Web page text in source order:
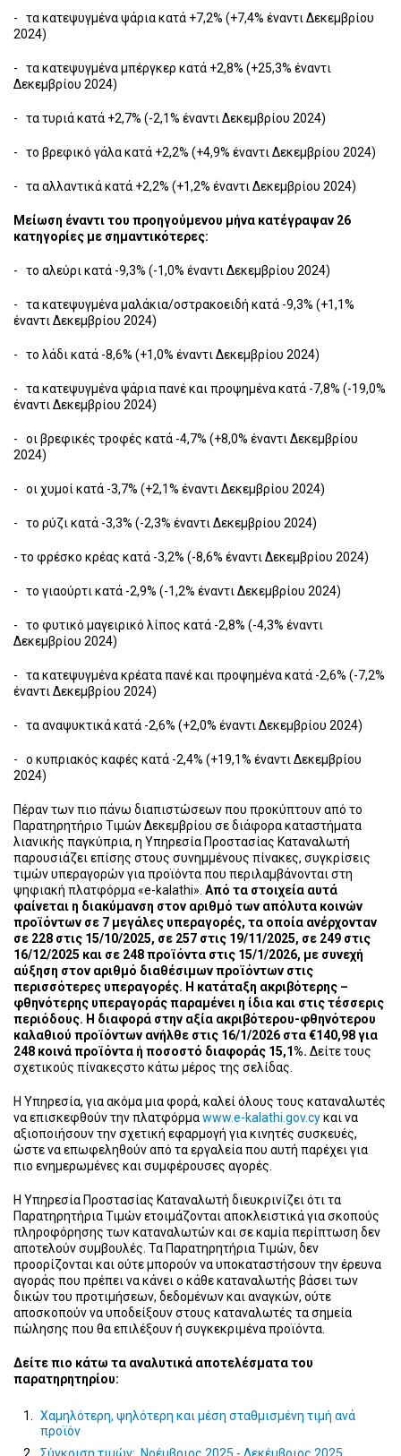
- τα κατεψυγμένα ψάρια κατά +7,2% (+7,4% έναντι Δεκεμβρίου
2024)
- τα κατεψυγμένα μπέργκερ κατά +2,8% (+25,3% έναντι
Δεκεμβρίου 2024)
- τα τυριά κατά +2,7% (-2,1% έναντι Δεκεμβρίου 2024)
- το βρεφικό γάλα κατά +2,2% (+4,9% έναντι Δεκεμβρίου 2024)
- τα αλλαντικά κατά +2,2% (+1,2% έναντι Δεκεμβρίου 2024)
Μείωση έναντι του προηγούμενου μήνα κατέγραψαν 26
κατηγορίες με σημαντικότερες:
- το αλεύρι κατά -9,3% (-1,0% έναντι Δεκεμβρίου 2024)
- τα κατεψυγμένα μαλάκια/οστρακοειδή κατά -9,3% (+1,1%
έναντι Δεκεμβρίου 2024)
- το λάδι κατά -8,6% (+1,0% έναντι Δεκεμβρίου 2024)
- τα κατεψυγμένα ψάρια πανέ και προψημένα κατά -7,8% (-19,0%
έναντι Δεκεμβρίου 2024)
- οι βρεφικές τροφές κατά -4,7% (+8,0% έναντι Δεκεμβρίου
2024)
- οι χυμοί κατά -3,7% (+2,1% έναντι Δεκεμβρίου 2024)
- το ρύζι κατά -3,3% (-2,3% έναντι Δεκεμβρίου 2024)
- το φρέσκο κρέας κατά -3,2% (-8,6% έναντι Δεκεμβρίου 2024)
- το γιαούρτι κατά -2,9% (-1,2% έναντι Δεκεμβρίου 2024)
- το φυτικό μαγειρικό λίπος κατά -2,8% (-4,3% έναντι
Δεκεμβρίου 2024)
- τα κατεψυγμένα κρέατα πανέ και προψημένα κατά -2,6% (-7,2%
έναντι Δεκεμβρίου 2024)
- τα αναψυκτικά κατά -2,6% (+2,0% έναντι Δεκεμβρίου 2024)
- ο κυπριακός καφές κατά -2,4% (+19,1% έναντι Δεκεμβρίου
2024)
Πέραν των πιο πάνω διαπιστώσεων που προκύπτουν από το
Παρατηρητήριο Τιμών Δεκεμβρίου σε διάφορα καταστήματα
λιανικής παγκύπρια, η Υπηρεσία Προστασίας Καταναλωτή
παρουσιάζει επίσης στους συνημμένους πίνακες, συγκρίσεις
τιμών υπεραγορών για προϊόντα που περιλαμβάνονται στη
ψηφιακή πλατφόρμα «e-kalathi». Από τα στοιχεία αυτά
φαίνεται η διακύμανση στον αριθμό των απόλυτα κοινών
προϊόντων σε 7 μεγάλες υπεραγορές, τα οποία ανέρχονταν
σε 228 στις 15/10/2025, σε 257 στις 19/11/2025, σε 249 στις
16/12/2025 και σε 248 προϊόντα στις 15/1/2026, με συνεχή
αύξηση στον αριθμό διαθέσιμων προϊόντων στις
περισσότερες υπεραγορές. Η κατάταξη ακριβότερης –
φθηνότερης υπεραγοράς παραμένει η ίδια και στις τέσσερις
περιόδους. Η διαφορά στην αξία ακριβότερου-φθηνότερου
καλαθιού προϊόντων ανήλθε στις 16/1/2026 στα €140,98 για
248 κοινά προϊόντα ή ποσοστό διαφοράς 15,1%. Δείτε τους
σχετικούς πίνακεςστο κάτω μέρος της σελίδας.
Η Υπηρεσία, για ακόμα μια φορά, καλεί όλους τους καταναλωτές
να επισκεφθούν την πλατφόρμαwww.e-kalathi.gov.cyκαι να
αξιοποιήσουν την σχετική εφαρμογή για κινητές συσκευές,
ώστε να επωφεληθούν από τα εργαλεία που αυτή παρέχει για
πιο ενημερωμένες και συμφέρουσες αγορές.
Η Υπηρεσία Προστασίας Καταναλωτή διευκρινίζει ότι τα
Παρατηρητήρια Τιμών ετοιμάζονται αποκλειστικά για σκοπούς
πληροφόρησης των καταναλωτών και σε καμία περίπτωση δεν
αποτελούν συμβουλές. Τα Παρατηρητήρια Τιμών, δεν
προορίζονται και ούτε μπορούν να υποκαταστήσουν την έρευνα
αγοράς που πρέπει να κάνει ο κάθε καταναλωτής βάσει των
δικών του προτιμήσεων, δεδομένων και αναγκών, ούτε
αποσκοπούν να υποδείξουν στους καταναλωτές τα σημεία
πώλησης που θα επιλέξουν ή συγκεκριμένα προϊόντα.
Δείτε πιο κάτω τα αναλυτικά αποτελέσματα του
παρατηρητηρίου:
Χαμηλότερη, ψηλότερη και μέση σταθμισμένη τιμή ανά
προϊόν